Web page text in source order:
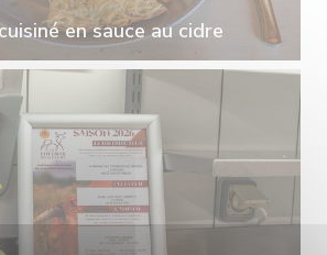
en sauce au cidre